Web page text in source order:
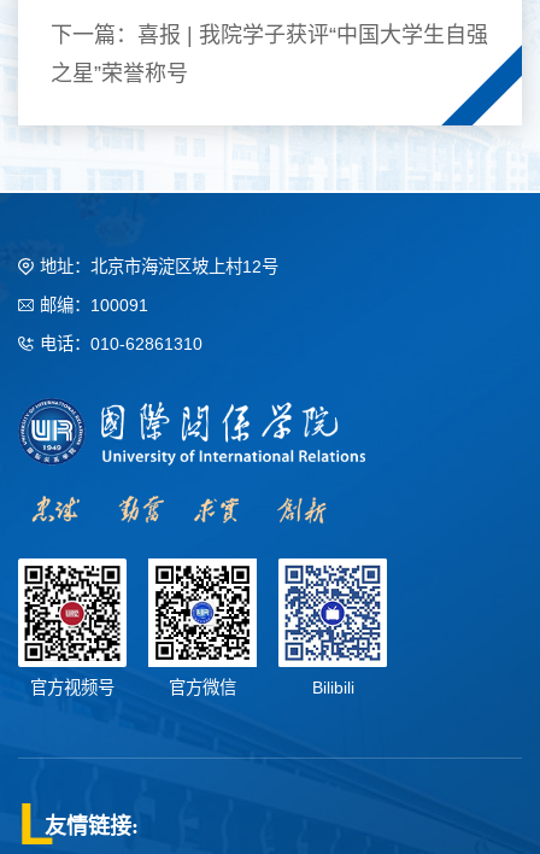
下一篇： 喜报 | 我院学子获评“中国大学生自强
之星”荣誉称号
地址：北京市海淀区坡上村12号
邮编：100091
电话：010-62861310
官方视频号 官方微信 Bilibili
友情链接: